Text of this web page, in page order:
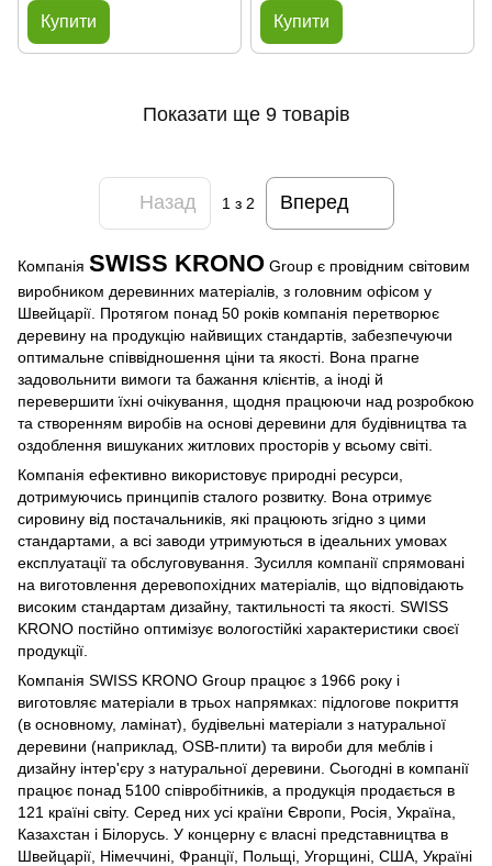
Купити Купити
Показати ще 9 товарів
Назад 1 з 2 Вперед
Компанія SWISS KRONO Group є провідним світовим
виробником деревинних матеріалів, з головним офісом у
Швейцарії. Протягом понад 50 років компанія перетворює
деревину на продукцію найвищих стандартів, забезпечуючи
оптимальне співвідношення ціни та якості. Вона прагне
задовольнити вимоги та бажання клієнтів, а іноді й
перевершити їхні очікування, щодня працюючи над розробкою
та створенням виробів на основі деревини для будівництва та
оздоблення вишуканих житлових просторів у всьому світі.
Компанія ефективно використовує природні ресурси,
дотримуючись принципів сталого розвитку. Вона отримує
сировину від постачальників, які працюють згідно з цими
стандартами, а всі заводи утримуються в ідеальних умовах
експлуатації та обслуговування. Зусилля компанії спрямовані
на виготовлення деревопохідних матеріалів, що відповідають
високим стандартам дизайну, тактильності та якості. SWISS
KRONO постійно оптимізує вологостійкі характеристики своєї
продукції.
Компанія SWISS KRONO Group працює з 1966 року і
виготовляє матеріали в трьох напрямках: підлогове покриття
(в основному, ламінат), будівельні матеріали з натуральної
деревини (наприклад, OSB-плити) та вироби для меблів і
дизайну інтер'єру з натуральної деревини. Сьогодні в компанії
працює понад 5100 співробітників, а продукція продається в
121 країні світу. Серед них усі країни Європи, Росія, Україна,
Казахстан і Білорусь. У концерну є власні представництва в
Швейцарії, Німеччині, Франції, Польщі, Угорщині, США, Україні